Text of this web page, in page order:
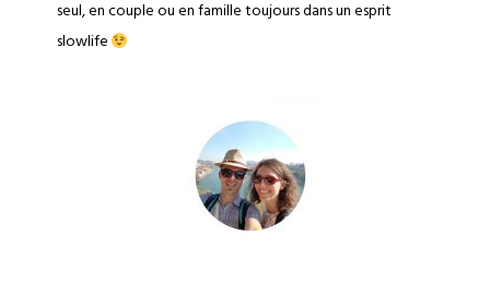
seul, en couple ou en famille toujours dans un esprit
slowlife